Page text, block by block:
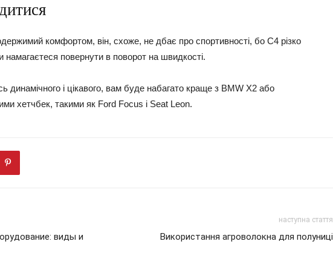
комфортом, він, схоже, не дбає про спортивності, бо C4 різко
намагаєтеся повернути в поворот на швидкості.
динамічного і цікавого, вам буде набагато краще з BMW X2 або
хетчбек, такими як Ford Focus і Seat Leon.
виды и
наступна стаття
Використання агроволокна для полуниці